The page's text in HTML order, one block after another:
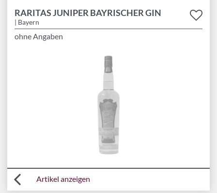
RARITAS JUNIPER BAYRISCHER GIN
| Bayern
ohne Angaben
Artikel anzeigen